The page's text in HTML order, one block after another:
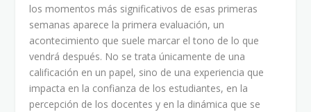
los momentos más significativos de esas primeras
semanas aparece la primera evaluación, un
acontecimiento que suele marcar el tono de lo que
vendrá después. No se trata únicamente de una
calificación en un papel, sino de una experiencia que
impacta en la confianza de los estudiantes, en la
percepción de los docentes y en la dinámica que se